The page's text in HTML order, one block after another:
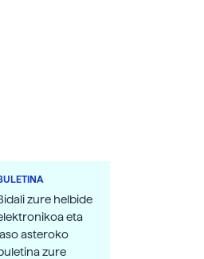
zure helbide
eta
asteroko
zure